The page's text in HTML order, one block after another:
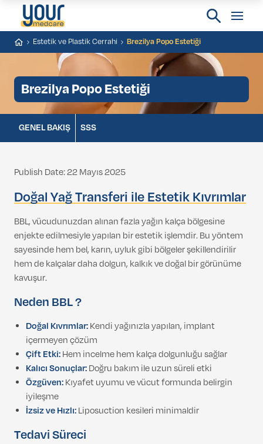
Estetik ve Plastik Cerrahi Brezilya Popo Estetiği
Brezilya Popo Estetiği
GENEL BAKIŞ SSS
Publish Date: 22 Mayıs 2025
Doğal Yağ Transferi ile Estetik Kıvrımlar
BBL, vücudunuzdan alınan fazla yağın kalça bölgesine
enjekte edilmesiyle yapılan bir estetik işlemdir. Bu yöntem
sayesinde hem bel, karın, uyluk gibi bölgeler şekillendirilir
hem de kalçalar daha dolgun, kalkık ve doğal bir görünüme
kavuşur.
Neden BBL ?
Doğal Kıvrımlar:Kendi yağınızla yapılan, implant
içermeyen çözüm
Çift Etki:Hem incelme hem kalça dolgunluğu sağlar
Kalıcı Sonuçlar:Doğru bakım ile uzun süreli etki
Özgüven:Kıyafet uyumu ve vücut formunda belirgin
iyileşme
İzsiz ve Hızlı:Liposuction kesileri minimaldir
Tedavi Süreci